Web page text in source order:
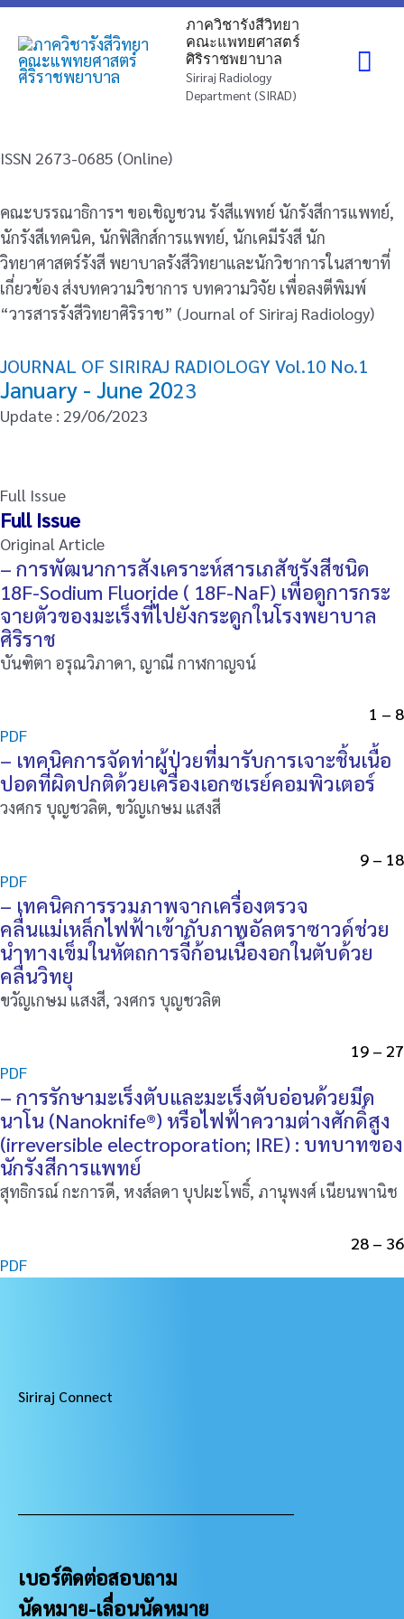
Skip
content
ภาควิชารังสีวิทยา
คณะแพทยศาสตร์
ศิริราชพยาบาล
Siriraj Radiology
Department (SIRAD)
ISSN 2673-0685 (Online)
คณะบรรณาธิการฯ ขอเชิญชวน รังสีแพทย์ นักรังสีการแพทย์,
นักรังสีเทคนิค, นักฟิสิกส์การแพทย์, นักเคมีรังสี นัก
วิทยาศาสตร์รังสี พยาบาลรังสีวิทยาและนักวิชาการในสาขาที่
เกี่ยวข้อง ส่งบทความวิชาการ บทความวิจัย เพื่อลงตีพิมพ์
“วารสารรังสีวิทยาศิริราช” (Journal of Siriraj Radiology)
JOURNAL OF SIRIRAJ RADIOLOGY Vol.10 No.1
January - June 2023
Update : 29/06/2023
Full Issue
Full Issue
Original Article
– การพัฒนาการสังเคราะห์สารเภสัชรังสีชนิด
18F-Sodium Fluoride ( 18F-NaF) เพื่อดูการกระ
จายตัวของมะเร็งที่ไปยังกระดูกในโรงพยาบาล
ศิริราช
บันฑิตา อรุณวิภาดา, ญาณี กาฬกาญจน์
1 – 8
PDF
– เทคนิคการจัดท่าผู้ป่วยที่มารับการเจาะชิ้นเนื้อ
ปอดที่ผิดปกติด้วยเครื่องเอกซเรย์คอมพิวเตอร์
วงศกร บุญชวลิต, ขวัญเกษม แสงสี
9 – 18
PDF
– เทคนิคการรวมภาพจากเครื่องตรวจ
คลื่นแม่เหล็กไฟฟ้าเข้ากับภาพอัลตราซาวด์ช่วย
นำทางเข็มในหัตถการจี้ก้อนเนื้องอกในตับด้วย
คลื่นวิทยุ
ขวัญเกษม แสงสี, วงศกร บุญชวลิต
19 – 27
PDF
– การรักษามะเร็งตับและมะเร็งตับอ่อนด้วยมีด
นาโน (Nanoknife®) หรือไฟฟ้าความต่างศักดิ์สูง
(irreversible electroporation; IRE) : บทบาทของ
นักรังสีการแพทย์
สุทธิกรณ์ กะการดี, หงส์ลดา บุปผะโพธิ์, ภานุพงศ์ เนียนพานิช
28 – 36
PDF
Siriraj Connect
เบอร์ติดต่อสอบถาม
นัดหมาย-เลื่อนนัดหมาย